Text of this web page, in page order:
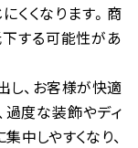
くくなります。商
する可能性があ
し、お客様が快適
過度な装飾やディ
中しやすくなり、